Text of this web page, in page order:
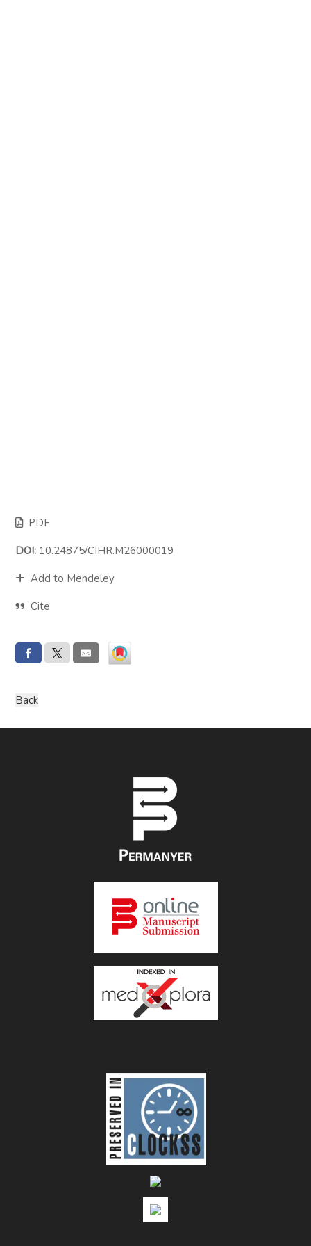
PDF
DOI: 10.24875/CIHR.M26000019
Add to Mendeley
Cite